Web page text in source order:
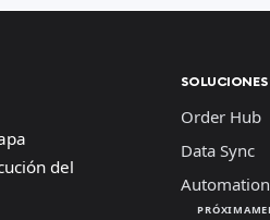
del
SOLUCIONES
Order Hub
Data Sync